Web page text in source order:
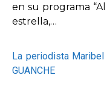
en su programa
estrella,…
La periodista
GUANCHE